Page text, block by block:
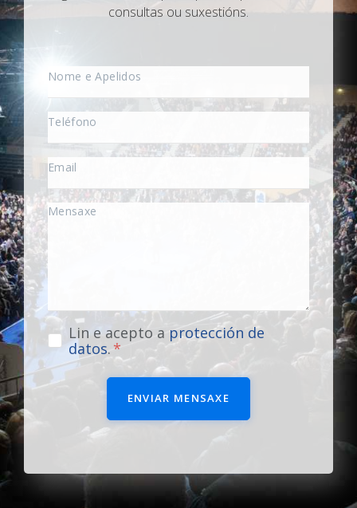
consultas ou suxestións.
Lin e acepto a protección de
datos.
ENVIAR MENSAXE